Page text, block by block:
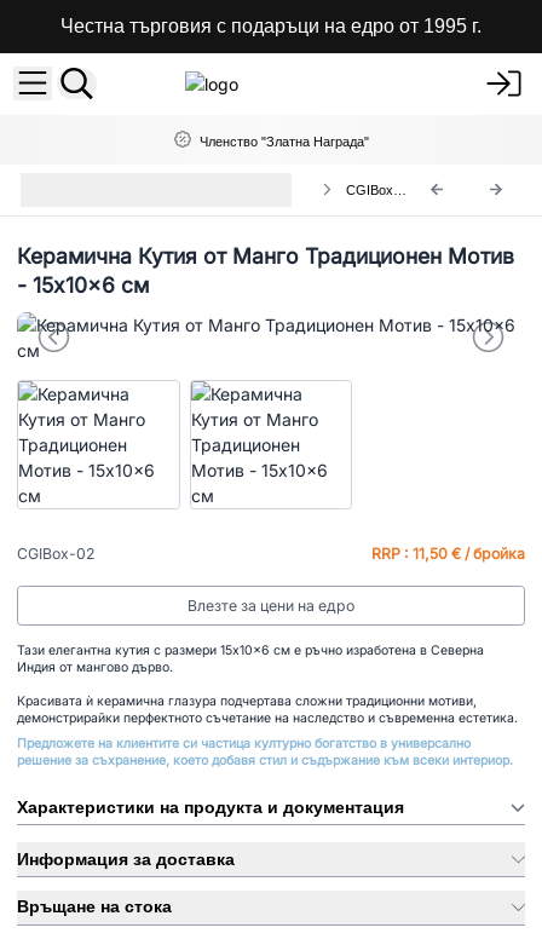
Честна търговия с подаръци на едро от 1995 г.
Членство "Златна Награда"
Керамична Кутия от Манго Традиционен Мотив
- 15x10x6 см
CGIBox-02 RRP : 11,50 € / бройка
Влезте за цени на едро
Тази елегантна кутия с размери 15x10x6 см е ръчно изработена в Северна
Индия от мангово дърво.
Красивата ѝ керамична глазура подчертава сложни традиционни мотиви,
демонстрирайки перфектното съчетание на наследство и съвременна естетика.
Предложете на клиентите си частица културно богатство в универсално
решение за съхранение, което добавя стил и съдържание към всеки интериор.
Характеристики на продукта и документация
Информация за доставка
Връщане на стока